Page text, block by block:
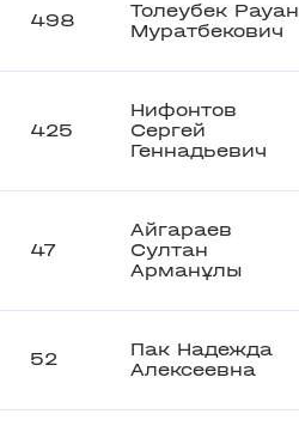
498
Толеубек Рауан
Муратбекович
425
Нифонтов
Сергей
Геннадьевич
47
Айгараев
Султан
Арманұлы
52
Пак Надежда
Алексеевна